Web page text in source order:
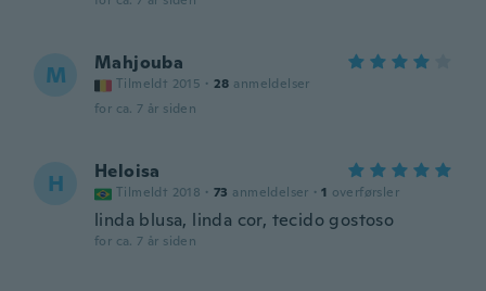
M Mahjouba
Tilmeldt 2015 · 28 anmeldelser
for ca. 7 år siden
H Heloisa
Tilmeldt 2018 · 73 anmeldelser · 1 overførsler
linda blusa, linda cor, tecido gostoso
for ca. 7 år siden